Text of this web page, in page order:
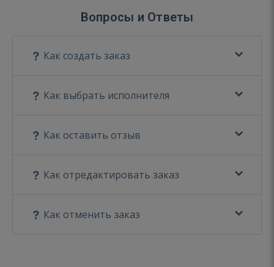
Вопросы и Ответы
Как создать заказ
Как выбрать исполнителя
Как оставить отзыв
Как отредактировать заказ
Как отменить заказ